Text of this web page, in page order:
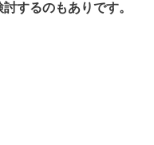
するのもありです。